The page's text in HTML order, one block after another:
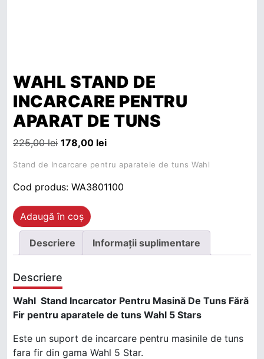
WAHL STAND DE
INCARCARE PENTRU
APARAT DE TUNS
225,00lei Prețul inițial a fost: 225,00 lei.
178,00 leiPrețul curent este: 178,00 lei.
Stand de Incarcare pentru aparatele de tuns Wahl
Cod produs: WA3801100
Cantitate WAHL STAND DE INCARCARE PENTRU
Adaugă în coș
Descriere Informații suplimentare
Descriere
Wahl Stand Incarcator Pentru Masină De Tuns Fără
Fir pentru aparatele de tuns Wahl 5 Stars
Este un suport de incarcare pentru masinile de tuns
fara fir din gama Wahl 5 Star.